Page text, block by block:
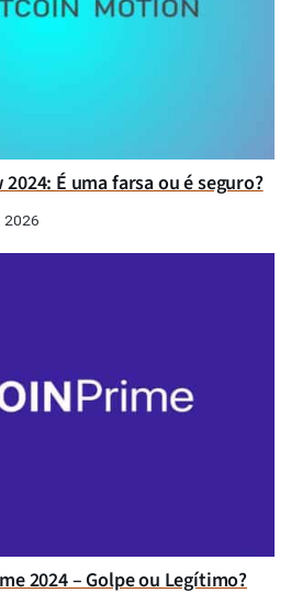
É uma farsa ou é seguro?
2026
2024 – Golpe ou Legítimo?